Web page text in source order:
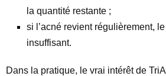
la quantité restante ;
si l’acné revient régulièrement,
insuffisant.
Dans la pratique, le vrai intérêt de